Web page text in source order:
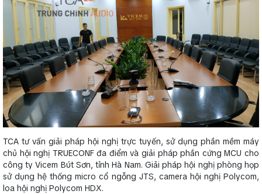
TCA tư vấn giải pháp hội nghị trực tuyến, sử dụng phần mềm máy
chủ hội nghị TRUECONF đa điểm và giải pháp phần cứng MCU cho
công ty Vicem Bút Sơn, tỉnh Hà Nam. Giải pháp hội nghị phòng họp
sử dụng hệ thống micro cổ ngỗng JTS, camera hội nghị Polycom,
loa hội nghị Polycom HDX.